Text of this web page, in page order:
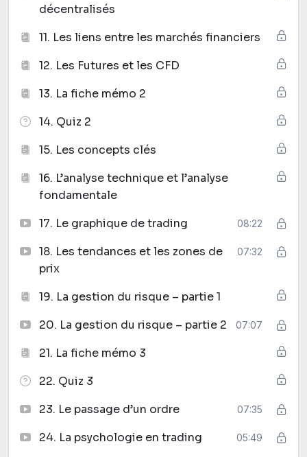
décentralisés
11. Les liens entre les marchés financiers
12. Les Futures et les CFD
13. La fiche mémo 2
14. Quiz 2
15. Les concepts clés
16. L’analyse technique et l’analyse
fondamentale
17. Le graphique de trading
08:22
18. Les tendances et les zones de
prix
07:32
19. La gestion du risque – partie 1
20. La gestion du risque – partie 2
07:07
21. La fiche mémo 3
22. Quiz 3
23. Le passage d’un ordre
07:35
24. La psychologie en trading 05:49